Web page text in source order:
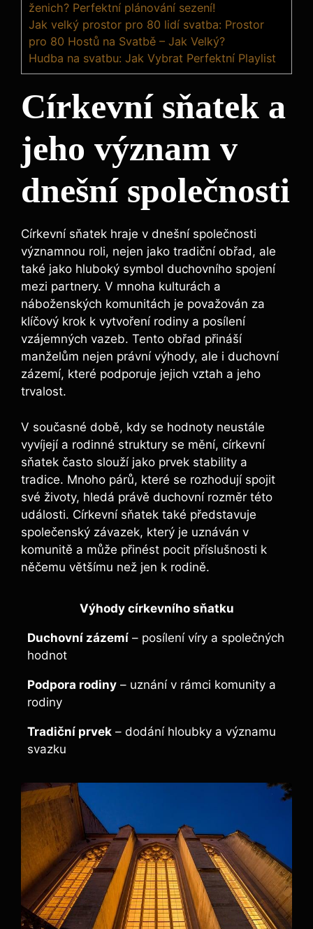
ženich? Perfektní plánování sezení!
Jak velký prostor pro 80 lidí svatba: Prostor
pro 80 Hostů na Svatbě – Jak Velký?
Hudba na svatbu: Jak Vybrat Perfektní Playlist
Církevní sňatek a
jeho význam v
dnešní společnosti
Církevní sňatek hraje v dnešní společnosti
významnou roli, nejen jako tradiční obřad, ale
také jako hluboký symbol duchovního spojení
mezi partnery. V mnoha kulturách a
náboženských komunitách je považován za
klíčový krok k vytvoření rodiny a posílení
vzájemných vazeb. Tento obřad přináší
manželům nejen právní výhody, ale i duchovní
zázemí, které podporuje jejich vztah a jeho
trvalost.
V současné době, kdy se hodnoty neustále
vyvíjejí a rodinné struktury se mění, církevní
sňatek často slouží jako prvek stability a
tradice. Mnoho párů, které se rozhodují spojit
své životy, hledá právě duchovní rozměr této
události. Církevní sňatek také představuje
společenský závazek, který je uznáván v
komunitě a může přinést pocit příslušnosti k
něčemu většímu než jen k rodině.
Výhody církevního sňatku
Duchovní zázemí – posílení víry a společných
hodnot
Podpora rodiny – uznání v rámci komunity a
rodiny
Tradiční prvek – dodání hloubky a významu
svazku